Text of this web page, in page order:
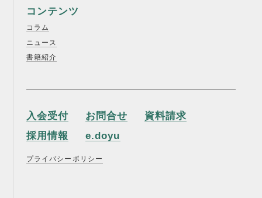
コンテンツ
コラム
ニュース
書籍紹介
入会受付 お問合せ
資料請求
採用情報
e.doyu
プライバシーポリシー